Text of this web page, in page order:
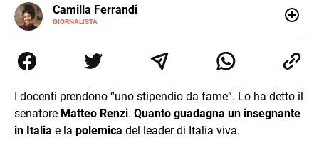
Camilla Ferrandi
GIORNALISTA
E-
MAIL
LINKEDIN
di trasformare la passione per la scrittura in un lavoro, e
da lì non mi sono più fermata. L’attualità è il mio pane
mente.
I docenti prendono “uno stipendio da fame”. Lo ha detto il
senatore Matteo Renzi. Quanto guadagna un insegnante
in Italia e la polemica del leader di Italia viva.